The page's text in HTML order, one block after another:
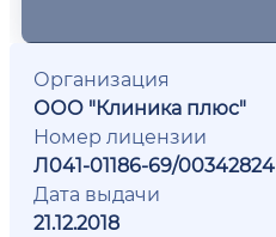
Организация
ООО "Клиника плюс"
Номер лицензии
Л041-01186-69/00342824
Дата выдачи
21.12.2018